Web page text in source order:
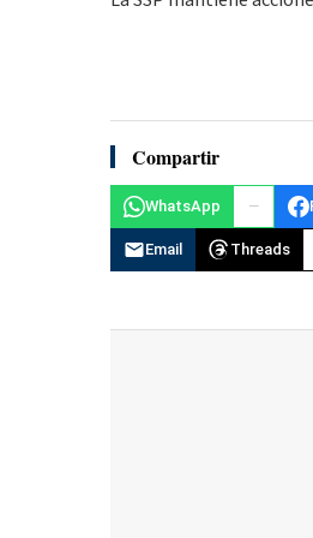
Compartir
WhatsApp
Email Threads